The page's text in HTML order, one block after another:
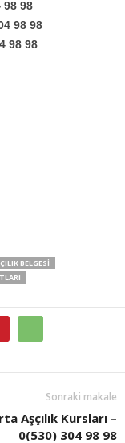
98 98
98 98
98 98
BELGESI
Sonraki makale
Aşçılık Kursları –
0(530) 304 98 98